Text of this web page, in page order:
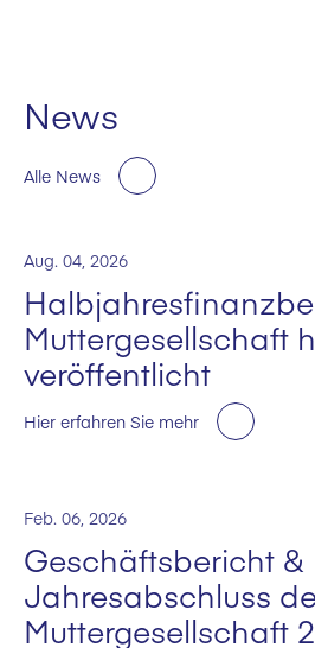
News
Alle News
Aug. 04, 2026
Muttergesellschaft
veröffentlicht
Hier erfahren Sie mehr
Feb. 06, 2026
Geschäftsbericht &
Jahresabschluss
Muttergesellschaft